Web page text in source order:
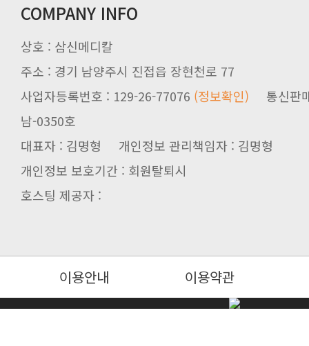
COMPANY INFO
상호 : 삼신메디칼
주소 : 경기 남양주시 진접읍 장현천로 77
사업자등록번호 : 129-26-77076 (정보확인)
남-0350호
대표자 : 김명형 개인정보 관리책임자 : 김명형
개인정보 보호기간 : 회원탈퇴시
호스팅 제공자 :
이용안내 이용약관